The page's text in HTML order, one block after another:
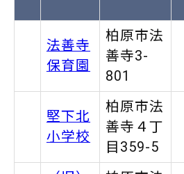
法善寺
保育園
柏原市法
善寺3-
801
堅下北
小学校
柏原市法
善寺４丁
目359-5